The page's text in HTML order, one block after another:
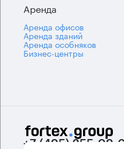
Аренда
Аренда офисов
Аренда зданий
Аренда особняков
Бизнес-центры
+7 (495) 255-09-